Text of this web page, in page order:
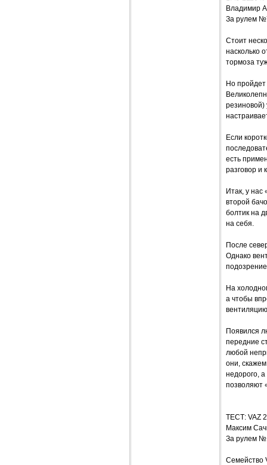
Владимир
За рулем
Стоит
насколько
тормоза
Но пройдет
резиновой)
Если
есть
разговор и
Итак, у нас
второй
болтик на
на себя.
После
Однако
На
а чтобы
Появился
передние
любой
они,
недорого,
позволяют
ТЕСТ: VAZ
Максим
За рулем
Семейство